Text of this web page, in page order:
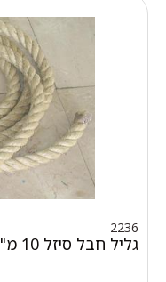
2236
גליל חבל סיזל 10 מ"מ לפחות 370 מטר